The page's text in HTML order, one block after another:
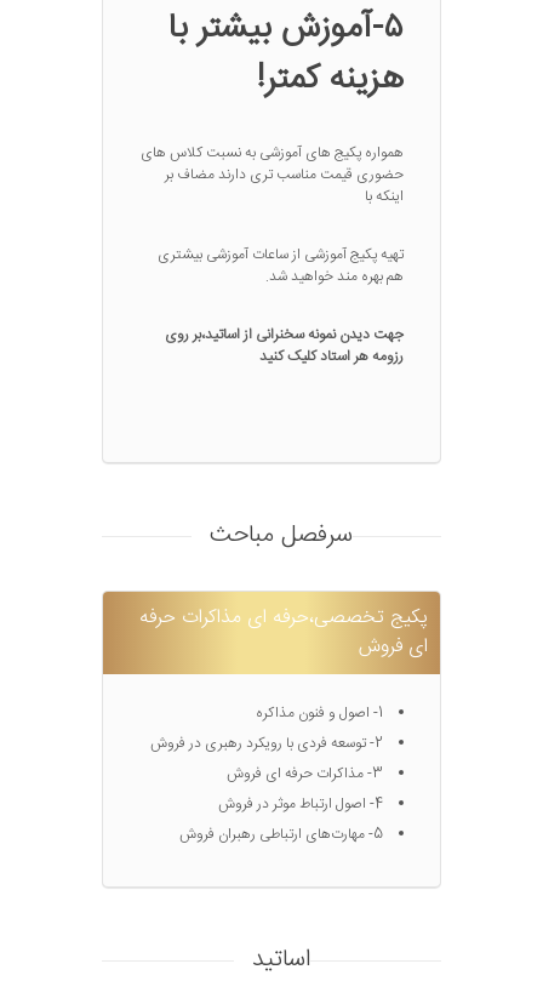
۵-آموزش بیشتر با
هزینه کمتر!
همواره پکیج های آموزشی به نسبت کلاس های
حضوری قیمت مناسب تری دارند مضاف بر
اینکه با
تهیه پکیج آموزشی از ساعات آموزشی بیشتری
هم بهره مند خواهید شد.
جهت دیدن نمونه سخنرانی از اساتید،بر روی
رزومه هر استاد کلیک کنید
سرفصل مباحث
پکیج تخصصی،حرفه ای مذاکرات حرفه
ای فروش
1- اصول و فنون مذاکره
2- توسعه فردی با رویکرد رهبری در فروش
3- مذاکرات حرفه ای فروش
4- اصول ارتباط موثر در فروش
5- مهارت‌های ارتباطی رهبران فروش
اساتید